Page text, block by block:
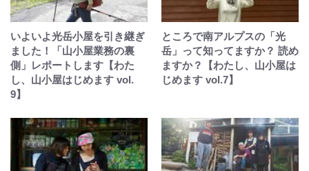
いよいよ光岳小屋を引き継ぎ
ました！「山小屋業務の裏
側」レポートします【わた
し、山小屋はじめます vol.
9】
ところで南アルプスの「光
岳」って知ってますか？ 読め
ますか？【わたし、山小屋は
じめます vol.7】